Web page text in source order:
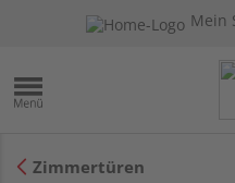
Mein
Zimmertüren